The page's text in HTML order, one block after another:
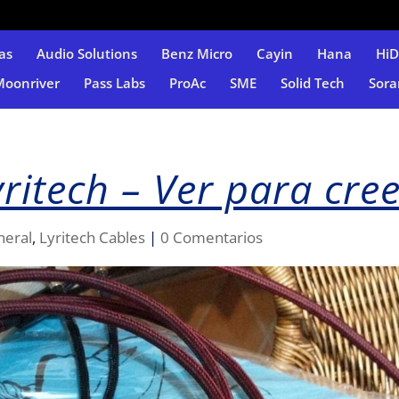
Audio Solutions Benz Micro Cayin Hana
Pass Labs ProAc SME Solid Tech
– Ver para
, Lyritech Cables | 0 Comentarios